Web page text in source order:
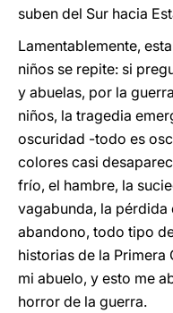
suben del Sur hacia
Lamentablemente,
niños se repite: si
y abuelas, por la
niños, la tragedia
oscuridad -todo es
colores casi
frío, el hambre, la
vagabunda, la pérdida
abandono, todo tipo
historias de la
mi abuelo, y esto me
horror de la guerra.